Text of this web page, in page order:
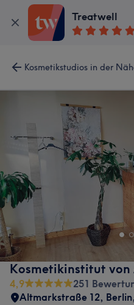
Treatwell
Kosmetikstudios in der
Kosmetikinstitut von
4,9
251
Altmarkstraße 12, Berlin,